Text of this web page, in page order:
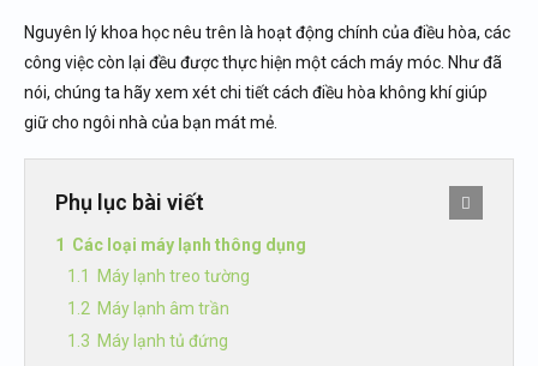
Nguyên lý khoa học nêu trên là hoạt động chính của điều hòa, các
công việc còn lại đều được thực hiện một cách máy móc. Như đã
nói, chúng ta hãy xem xét chi tiết cách điều hòa không khí giúp
giữ cho ngôi nhà của bạn mát mẻ.
Phụ lục bài viết
Các loại máy lạnh thông dụng
Máy lạnh treo tường
Máy lạnh âm trần
Máy lạnh tủ đứng